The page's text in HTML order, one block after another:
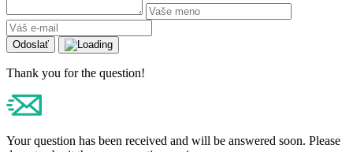
Odoslať
Thank you for the question!
Your question has been received and will be answered soon. Please